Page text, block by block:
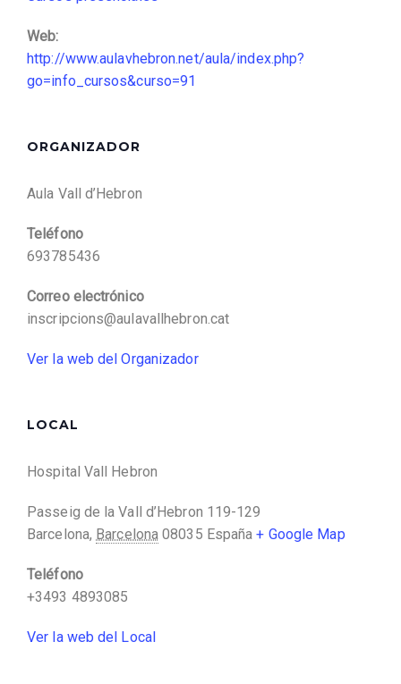
Web:
http://www.aulavhebron.net/aula/index.php?
go=info_cursos&curso=91
ORGANIZADOR
Aula Vall d’Hebron
Teléfono
693785436
Correo electrónico
inscripcions@aulavallhebron.cat
Ver la web del Organizador
LOCAL
Hospital Vall Hebron
Passeig de la Vall d’Hebron 119-129
Barcelona, Barcelona 08035 España + Google Map
Teléfono
+3493 4893085
Ver la web del Local